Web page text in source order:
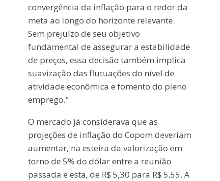
convergência da inflação para o redor da
meta ao longo do horizonte relevante.
Sem prejuízo de seu objetivo
fundamental de assegurar a estabilidade
de preços, essa decisão também implica
suavização das flutuações do nível de
atividade econômica e fomento do pleno
emprego."
O mercado já considerava que as
projeções de inflação do Copom deveriam
aumentar, na esteira da valorização em
torno de 5% do dólar entre a reunião
passada e esta, de R$ 5,30 para R$ 5,55. A